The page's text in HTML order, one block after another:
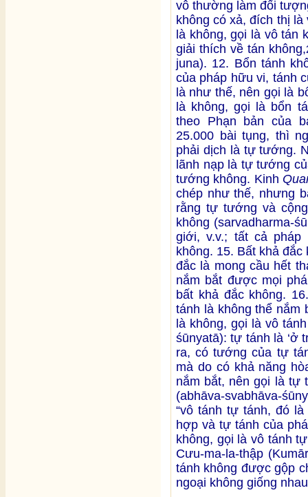
vô thường làm đối
không có xả, đích thị là
là không, gọi là vô tán
giải thích về tán không,
juna). 12. Bổn tánh
của pháp hữu vi, tánh
là như thế, nên gọi là
là không, gọi là bổn
theo Phạn bản của
25.000 bài tụng, thì
phải dịch là tự tướng.
lãnh nạp là tự tướng
tướng không. Kinh
chép như thế, nhưng
rằng tự tướng và
không (sarvadharma-
giới, v.v.; tất cả pháp
không. 15. Bất khả
đắc là mong cầu hết
nắm bắt được mọi
bất khả đắc không.
tánh là không thể nắm
là không, gọi là vô
śūnyatā): tự tánh là ‘ở
ra, có tướng của tự
mà do có khả năng
nắm bắt, nên gọi là tự
(abhāva-svabhāva-
“vô tánh tự tánh, đó
hợp và tự tánh của
không, gọi là vô tánh
Cưu-ma-la-thập
tánh không được gộp
ngoại không giống